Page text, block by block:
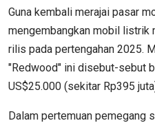
Guna kembali merajai pasar
mengembangkan mobil listrik
rilis pada pertengahan 2025.
"Redwood" ini disebut-sebut
US$25.000 (sekitar Rp395
Dalam pertemuan pemegang